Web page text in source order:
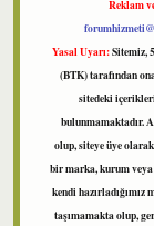
Reklam
Yasal Uyarı:Sitemiz,
(BTK) tarafından
sitedeki
bulunmamaktadır.
olup, siteye üye
bir marka, kurum veya
kendi
taşımamakta olup,